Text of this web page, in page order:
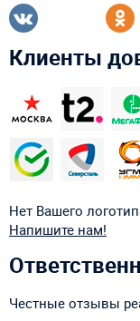
Клиенты
Нет Вашего
Напишите нам!
Честные отзывы